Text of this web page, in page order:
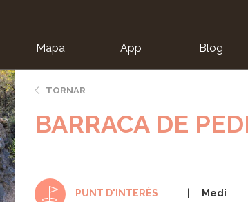
Mapa App Blog
TORNAR
BARRACA DE
PUNT D'INTERÈS Medi